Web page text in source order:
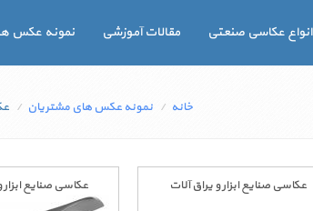
انواع عکاسی صنعتی مقالات آموزشی نمونه عکس
خانه نمونه عکس های مشتریان
عکاسی صنایع ابزار و یراق آلات عکاسی صنایع ابزار